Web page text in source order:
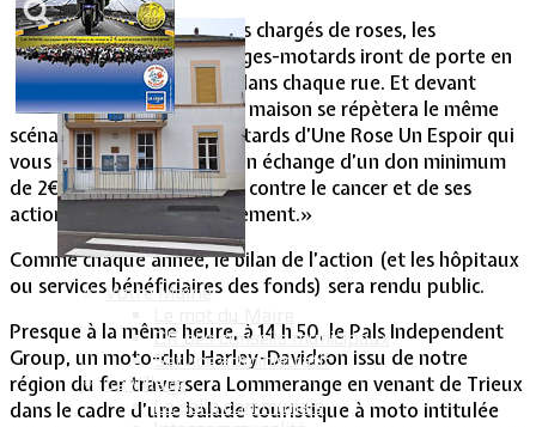
Votre Mairie
CR des conseils municipaux
Service administratif
Le Village
La salle communale
Les bras chargés de roses, les
équipages-motards iront de porte en
porte dans chaque rue. Et devant
chaque maison se répètera le même
scénario : « Ce sont les motards d’Une Rose Un Espoir qui
vous proposent une rose en échange d’un don minimum
de 2€ au profit de la Ligue contre le cancer et de ses
actions dans votre département.»
Comme chaque année, le bilan de l’action (et les hôpitaux
ou services bénéficiaires des fonds) sera rendu public.
Presque à la même heure, à 14 h 50, le Pals Independent
Group, un moto-club Harley-Davidson issu de notre
région du fer traversera Lommerange en venant de Trieux
dans le cadre d’une balade touristique à moto intitulée